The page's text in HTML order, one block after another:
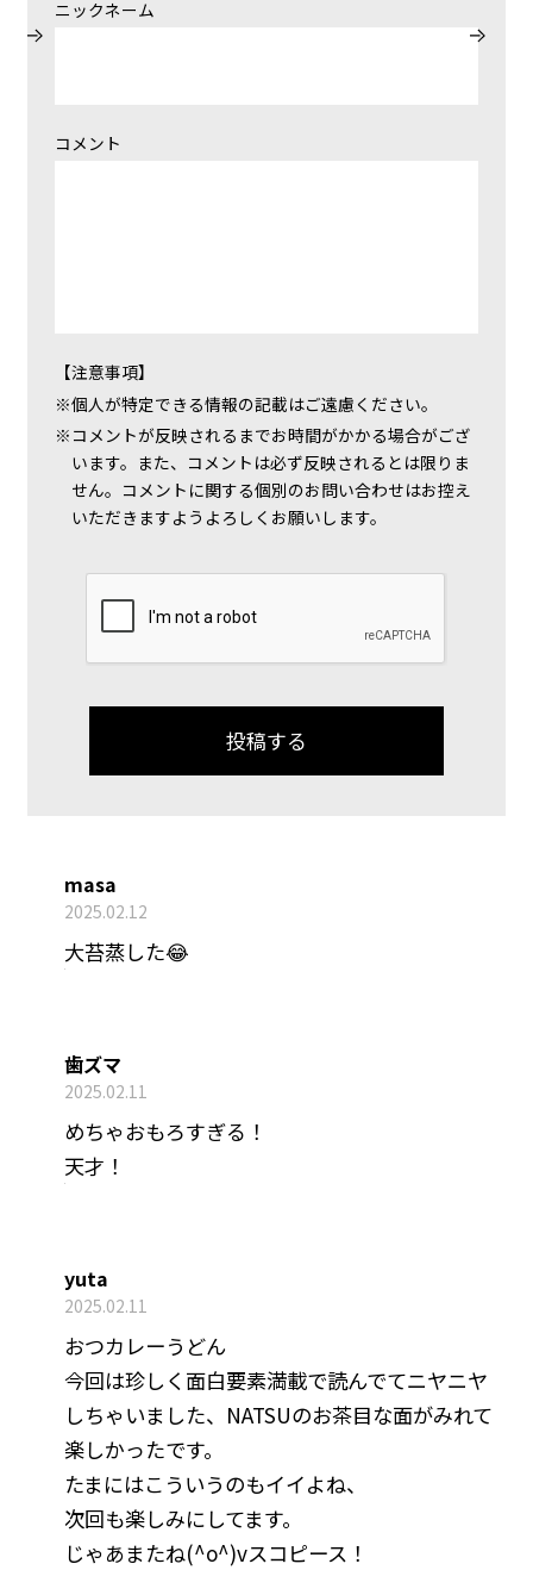
ニックネーム
コメント
【注意事項】
個人が特定できる情報の記載はご遠慮ください。
コメントが反映されるまでお時間がかかる場合がござ
います。また、コメントは必ず反映されるとは限りま
せん。コメントに関する個別のお問い合わせはお控え
いただきますようよろしくお願いします。
masa
2025.02.12
大苔蒸した😂
歯ズマ
2025.02.11
めちゃおもろすぎる！
天才！
yuta
2025.02.11
おつカレーうどん
今回は珍しく面白要素満載で読んでてニヤニヤ
しちゃいました、NATSUのお茶目な面がみれて
楽しかったです。
たまにはこういうのもイイよね、
次回も楽しみにしてます。
じゃあまたね(^o^)vスコピース！